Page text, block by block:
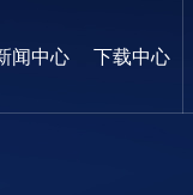
闻中心 下载中心